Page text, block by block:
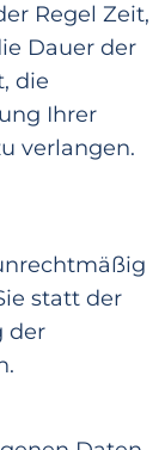
Regel Zeit,
Dauer der
die
Ihrer
verlangen.
statt der
der